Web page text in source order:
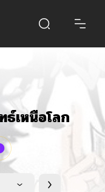
เหนือโลก